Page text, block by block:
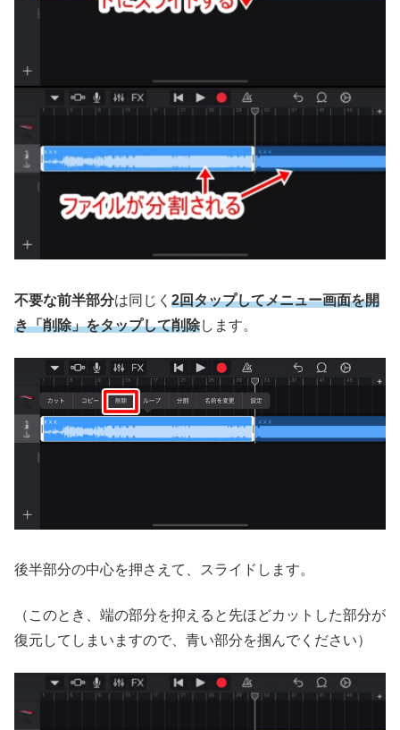
不要な前半部分は同じく 2回タップしてメニュー画面を開
き「削除」をタップして削除します。
後半部分の中心を押さえて、スライドします。
（このとき、端の部分を抑えると先ほどカットした部分が
復元してしまいますので、青い部分を掴んでください）